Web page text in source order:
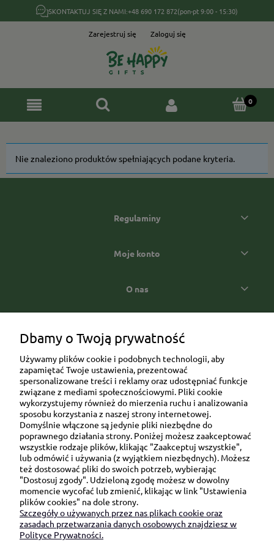
SKONTAKTUJ SIĘ Z NAMI:+48 690 172 872(pon-pt 9:00 - 15:30)
Zarejestruj się Zaloguj się
Nie znaleziono produktów spełniających podane kryteria.
Regulaminy
Moje konto
O nas
Ul. Brukowa 6/8 lok. 57/58
91-341 Łódź
NIP: 6751510615
SKONTAKTUJ SIĘ Z NAMI:
sklep@be-happygifts.com
+48 690 172 872
(pon-pt 9:00 - 15:30)
Dbamy o Twoją prywatność
Używamy plików cookie i podobnych technologii, aby
zapamiętać Twoje ustawienia, prezentować
spersonalizowane treści i reklamy oraz udostępniać funkcje
związane z mediami społecznościowymi. Pliki cookie
wykorzystujemy również do mierzenia ruchu i analizowania
sposobu korzystania z naszej strony internetowej.
Domyślnie włączone są jedynie pliki niezbędne do
poprawnego działania strony. Poniżej możesz zaakceptować
wszystkie rodzaje plików, klikając "Zaakceptuj wszystkie",
lub odmówić i używania (z wyjątkiem niezbędnych). Możesz
też dostosować pliki do swoich potrzeb, wybierając
"Dostosuj zgody". Udzieloną zgodę możesz w dowolny
momencie wycofać lub zmienić, klikając w link "Ustawienia
plików cookies" na dole strony.
Szczegóły o używanych przez nas plikach cookie oraz
zasadach przetwarzania danych osobowych znajdziesz w
Polityce Prywatności.